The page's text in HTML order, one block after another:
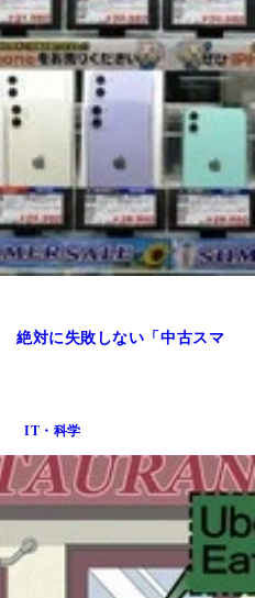
絶対に失敗しない「中古スマ
IT・科学